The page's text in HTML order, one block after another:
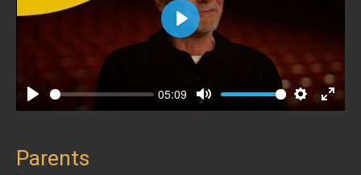
Play
05:09
Mute SettingsEnter
Play
Parents